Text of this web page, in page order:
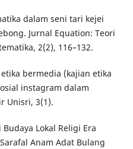
dalam seni tari kejei
Jurnal Equation: Teori
2(2), 116–132.
bermedia (kajian etika
instagram dalam
Unisri, 3(1).
Lokal Religi Era
Anam Adat Bulang